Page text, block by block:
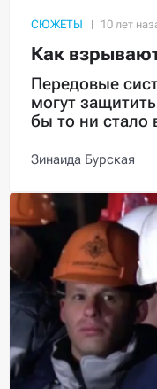
СЮЖЕТЫ
Как
Передовые
могут
бы то ни стало
Зинаида Бурская